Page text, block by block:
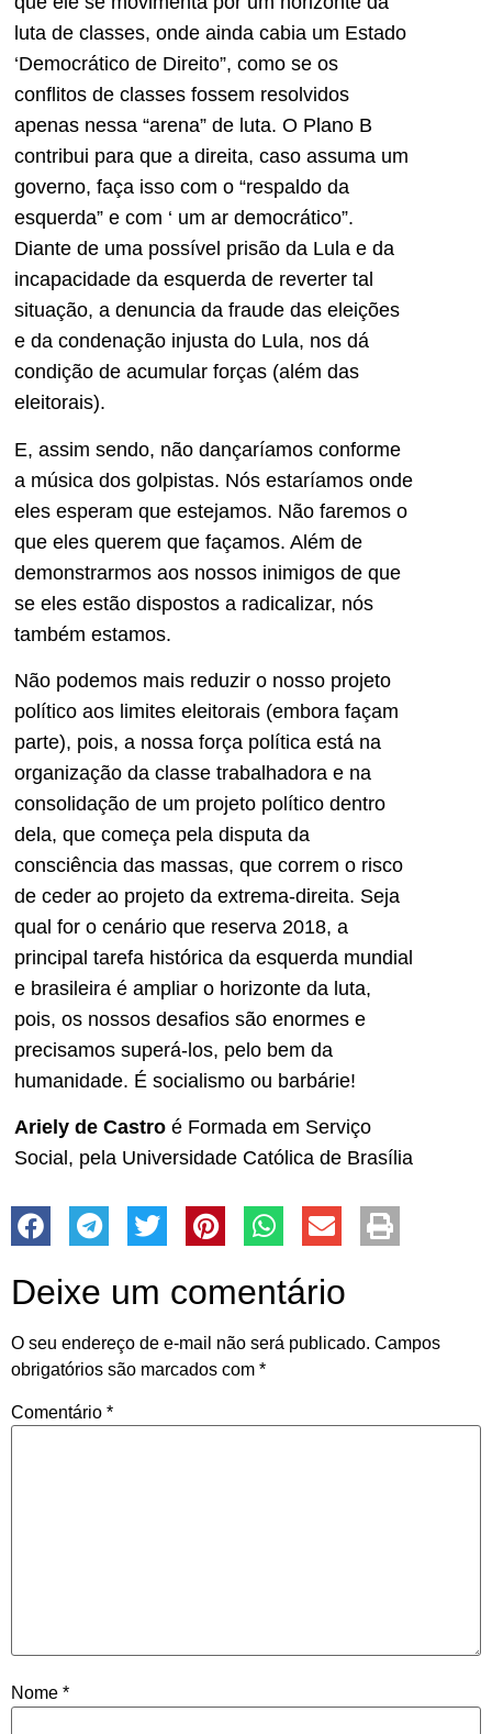
luta de classes, onde ainda cabia um Estado
‘Democrático de Direito”, como se os
conflitos de classes fossem resolvidos
apenas nessa “arena” de luta. O Plano B
contribui para que a direita, caso assuma um
governo, faça isso com o “respaldo da
esquerda” e com ‘ um ar democrático”.
Diante de uma possível prisão da Lula e da
incapacidade da esquerda de reverter tal
situação, a denuncia da fraude das eleições
e da condenação injusta do Lula, nos dá
condição de acumular forças (além das
eleitorais).
E, assim sendo, não dançaríamos conforme
a música dos golpistas. Nós estaríamos onde
eles esperam que estejamos. Não faremos o
que eles querem que façamos. Além de
demonstrarmos aos nossos inimigos de que
se eles estão dispostos a radicalizar, nós
também estamos.
Não podemos mais reduzir o nosso projeto
político aos limites eleitorais (embora façam
parte), pois, a nossa força política está na
organização da classe trabalhadora e na
consolidação de um projeto político dentro
dela, que começa pela disputa da
consciência das massas, que correm o risco
de ceder ao projeto da extrema-direita. Seja
qual for o cenário que reserva 2018, a
principal tarefa histórica da esquerda mundial
e brasileira é ampliar o horizonte da luta,
pois, os nossos desafios são enormes e
precisamos superá-los, pelo bem da
humanidade. É socialismo ou barbárie!
Ariely de Castro é Formada em Serviço
Social, pela Universidade Católica de Brasília
Deixe um comentário
O seu endereço de e-mail não será publicado. Campos
obrigatórios são marcados com *
Comentário *
Nome *